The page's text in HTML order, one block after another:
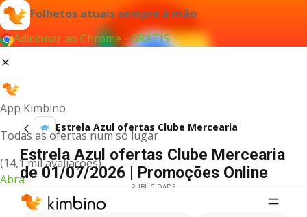
Folhetos atuais sempre à mão
Adicionar ao Chrome - GRÁTIS
App Kimbino
Todas as ofertas num só lugar
(14,1 mil avaliações)
Abra
Estrela Azul ofertas Clube Mercearia
Estrela Azul ofertas Clube Mercearia
de 01/07/2026 | Promoções Online
PUBLICIDADE